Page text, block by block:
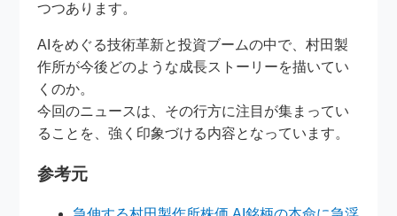
つつあります。
AIをめぐる技術革新と投資ブームの中で、村田製
作所が今後どのような成長ストーリーを描いてい
くのか。
今回のニュースは、その行方に注目が集まってい
ることを、強く印象づける内容となっています。
参考元